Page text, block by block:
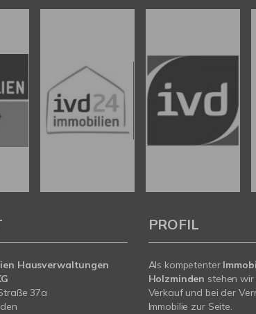
Hausverwaltungen
37a
PROFIL
Als kompetenter
Holzminden stehen wir
Verkauf und bei der
Immobilie zur Seite.